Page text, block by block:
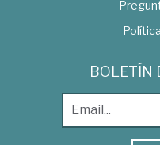
BOLETÍN